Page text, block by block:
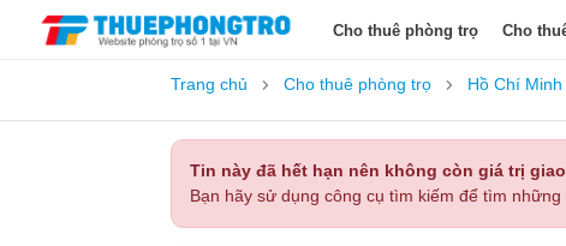
Cho thuê phòng trọ Cho
Trang chủ Cho thuê phòng trọ Hồ Chí Minh
Tin này đã hết hạn nên không còn giá trị
Bạn hãy sử dụng công cụ tìm kiếm để tìm những